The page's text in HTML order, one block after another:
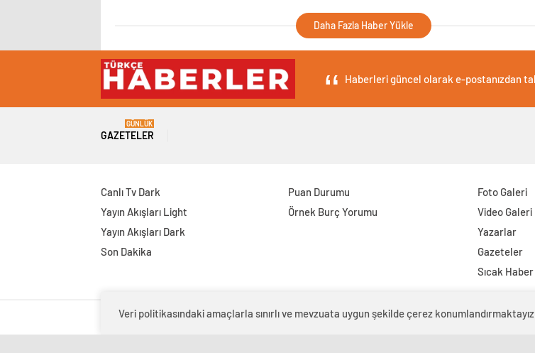
Yapım Yer Aldı?
Daha Fazla Haber Yükle
Haberleri güncel olarak e-postanızdan
GAZETELER
GÜNLÜK
Canlı Tv Dark
Yayın Akışları Light
Yayın Akışları Dark
Son Dakika
Puan Durumu
Örnek Burç Yorumu
Foto Galeri
Video Galeri
Yazarlar
Gazeteler
Sıcak Haber
Veri politikasındaki amaçlarla sınırlı ve mevzuata uygun şekilde çerez